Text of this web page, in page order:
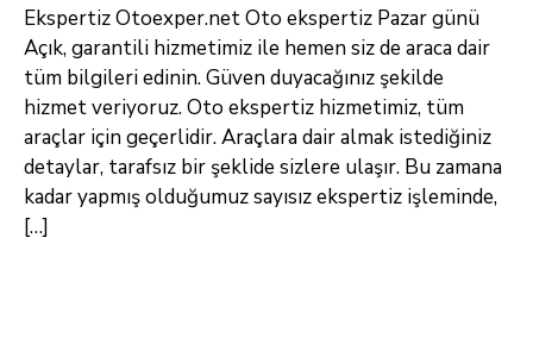
Ekspertiz Otoexper.net Oto ekspertiz Pazar günü
Açık, garantili hizmetimiz ile hemen siz de araca dair
tüm bilgileri edinin. Güven duyacağınız şekilde
hizmet veriyoruz. Oto ekspertiz hizmetimiz, tüm
araçlar için geçerlidir. Araçlara dair almak istediğiniz
detaylar, tarafsız bir şeklide sizlere ulaşır. Bu zamana
kadar yapmış olduğumuz sayısız ekspertiz işleminde,
[…]